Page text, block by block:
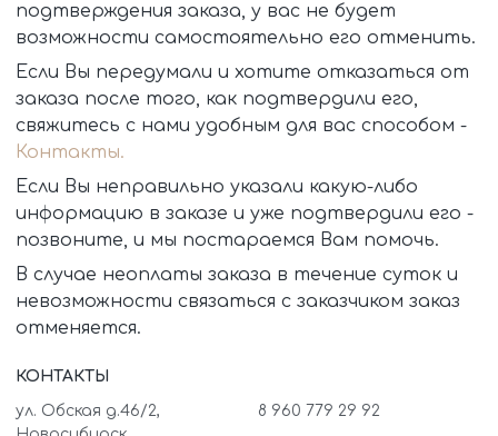
подтверждения заказа, у вас не будет
возможности самостоятельно его отменить.
Если Вы передумали и хотите отказаться от
заказа после того, как подтвердили его,
свяжитесь с нами удобным для вас способом -
Контакты.
Если Вы неправильно указали какую-либо
информацию в заказе и уже подтвердили его -
позвоните, и мы постараемся Вам помочь.
В случае неоплаты заказа в течение суток и
невозможности связаться с заказчиком заказ
отменяется.
КОНТАКТЫ
ул. Обская д.46/2,
8 960 779 29 92